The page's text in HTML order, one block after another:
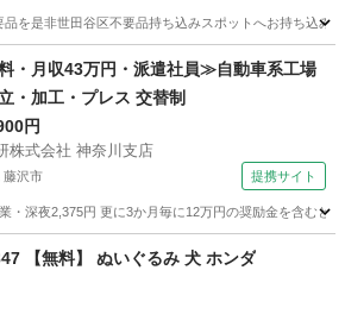
是非世田谷区不要品持ち込みスポットへお持ち込みし
ゃ キリン
・月収43万円・派遣社員≫自動車系工場
・加工・プレス 交替制
円
株式会社 神奈川支店
藤沢市 提携サイト
・深夜2,375円 更に3か月毎に12万円の奨励金を含む
【無料】 ぬいぐるみ 犬 ホンダ